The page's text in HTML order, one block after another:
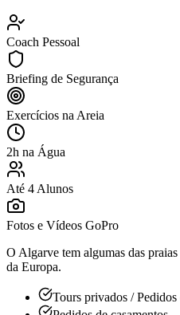
Coach Pessoal
Briefing de Segurança
Exercícios na Areia
2h na Água
Até 4 Alunos
Fotos e Vídeos GoPro
O Algarve tem algumas das
da Europa.
Tours privados / Pedidos